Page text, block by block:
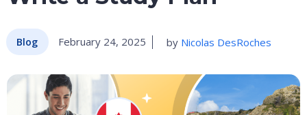
Blog February 24, 2025 byNicolas DesRoches